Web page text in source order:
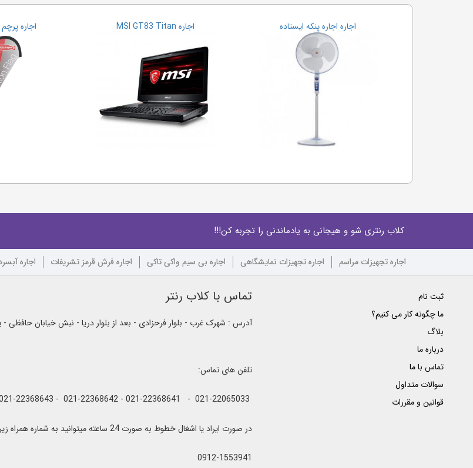
اجاره اجاره پنکه ایستاده اجاره MSI GT83 Titan اجاره
کلاب رنتری شو و هیجانی به یادماندنی را تجربه کن!!!
اجاره تجهیزات مراسم اجاره تجهیزات نمایشگاهی اجاره بی سیم واکی تاکی اجاره فرش قرمز تشریفات اجاره
ثبت نام
ما چگونه کار می کنیم؟
بلاگ
درباره ما
تماس با ما
سوالات متداول
قوانین و مقررات
تماس با کلاب رنتر
آدرس : شهرک غرب - بلوار فرحزادی - بعد از بلوار دریا - نبش خیابان حافظی
تلفن های تماس:
در صورت ایراد یا اشغال خطوط به صورت 24 ساعته میتوانید به شماره همراه زیر پیام بفرستید.
0912-1553941